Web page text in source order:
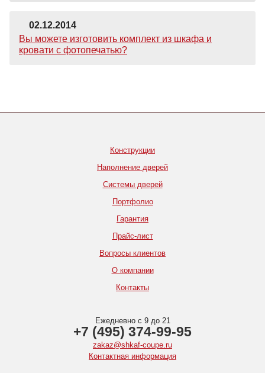
02.12.2014
Вы можете изготовить комплект из шкафа и
кровати с фотопечатью?
Конструкции
Наполнение дверей
Системы дверей
Портфолио
Гарантия
Прайс-лист
Вопросы клиентов
О компании
Контакты
Ежедневно с 9 до 21
+7 (495) 374-99-95
zakaz@shkaf-coupe.ru
Контактная информация